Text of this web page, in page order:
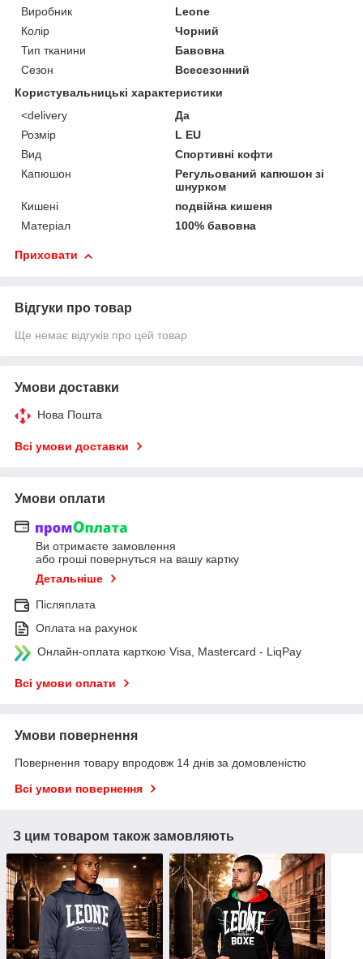
Виробник
Leone
Колір
Чорний
Тип тканини
Бавовна
Сезон
Всесезонний
Користувальницькі характеристики
<delivery
Да
Розмір
L EU
Вид
Спортивні кофти
Капюшон
Регульований капюшон зі
шнурком
Кишені
подвійна кишеня
Матеріал
100% бавовна
Приховати
Відгуки про товар
Ще немає відгуків про цей товар
Умови доставки
Нова Пошта
Всі умови доставки
Умови оплати
Ви отримаєте замовлення
або гроші повернуться на вашу картку
Детальніше
Післяплата
Оплата на рахунок
Онлайн-оплата карткою Visa, Mastercard - LiqPay
Всі умови оплати
Умови повернення
Повернення товару впродовж 14 днів за домовленістю
Всі умови повернення
З цим товаром також замовляють